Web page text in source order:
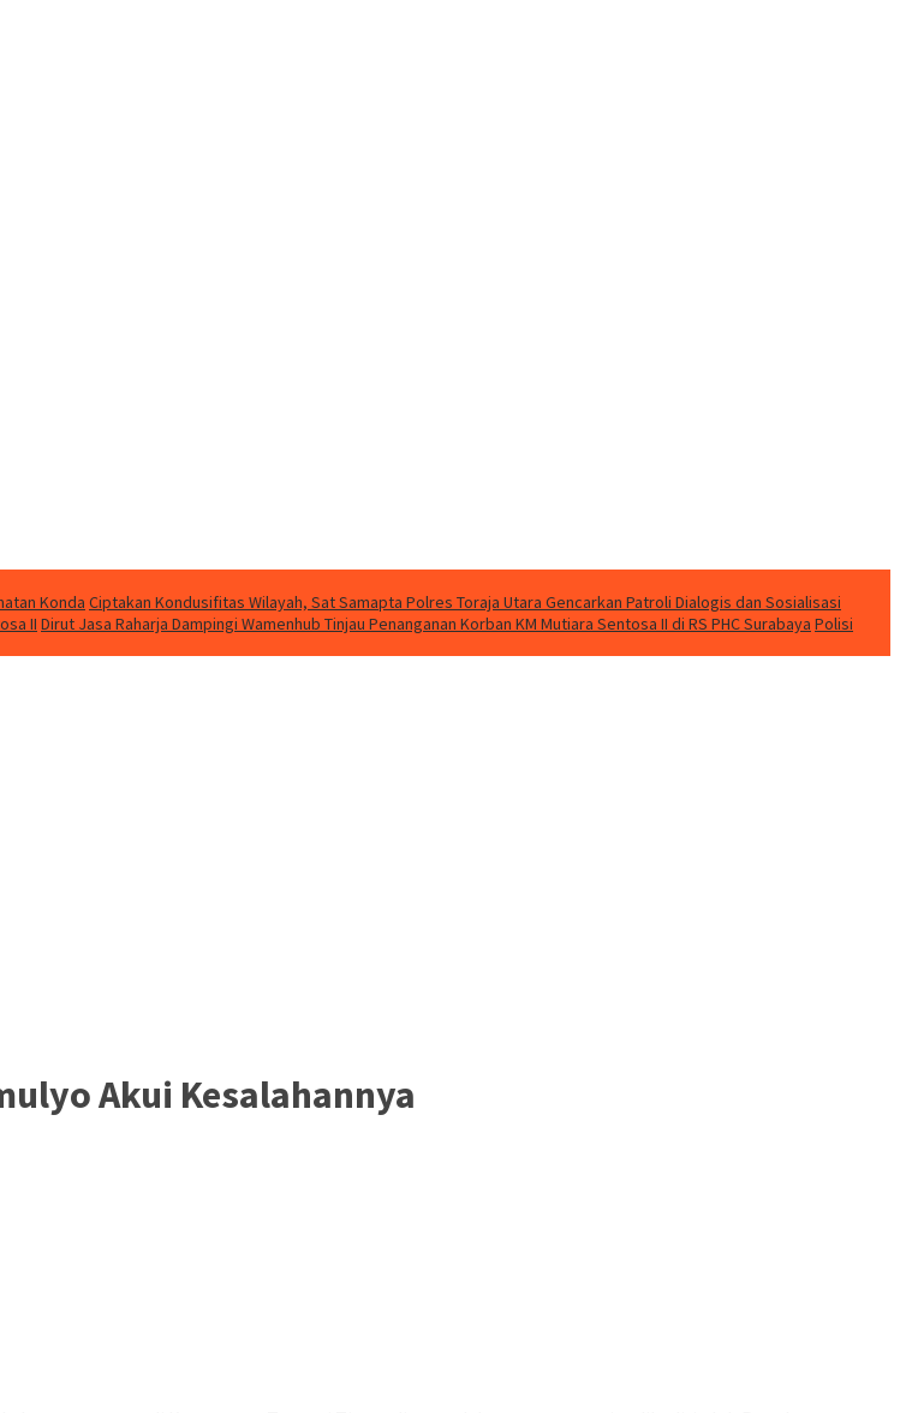
Konda Ciptakan Kondusifitas Wilayah, Sat Samapta Polres Toraja Utara Gencarkan Patroli Dialogis dan Sosialisasi
II Dirut Jasa Raharja Dampingi Wamenhub Tinjau Penanganan Korban KM Mutiara Sentosa II di RS PHC Surabaya Polisi
Akui Kesalahannya